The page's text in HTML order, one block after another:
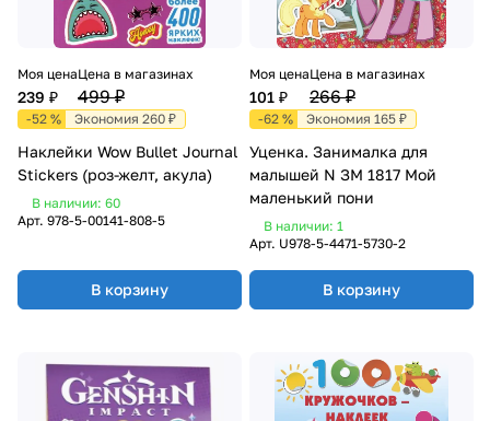
Моя цена
239 ₽
Цена в магазинах
499 ₽
-52 % Экономия 260 ₽
Наклейки Wow Bullet Journal
Stickers (роз-желт, акула)
В наличии: 60
Арт. 978-5-00141-808-5
В корзину
Моя цена
101 ₽
Цена в магазинах
266 ₽
-62 % Экономия 165 ₽
Уценка. Занималка для
малышей N ЗМ 1817 Мой
маленький пони
В наличии: 1
Арт. U978-5-4471-5730-2
В корзину